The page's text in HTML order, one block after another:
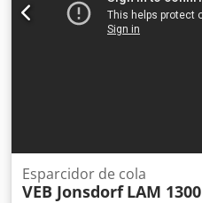
Esparcidor de cola
VEB Jonsdorf LAM 1300